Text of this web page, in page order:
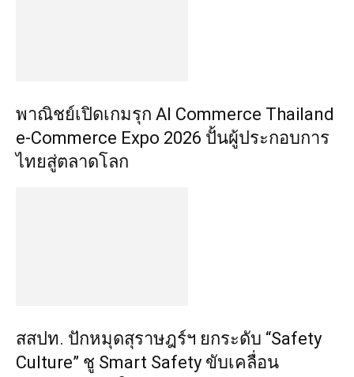
พาณิชย์เปิดเกมรุก AI Commerce Thailand
e-Commerce Expo 2026 ปั้นผู้ประกอบการ
ไทยสู่ตลาดโลก
สสปท. ปักหมุดสุราษฎร์ฯ ยกระดับ “Safety
Culture” ชู Smart Safety ขับเคลื่อน